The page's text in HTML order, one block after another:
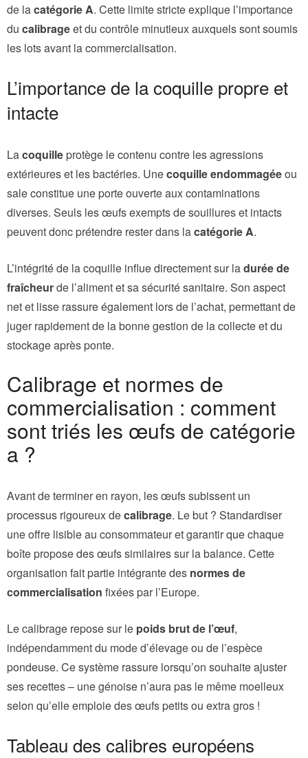
de lacatégorie A. Cette limite stricte explique l’importance
du calibrageet du contrôle minutieux auxquels sont soumis
les lots avant la commercialisation.
L’importance de la coquille propre et
intacte
Lacoquille protège le contenu contre les agressions
extérieures et les bactéries. Unecoquille endommagéeou
sale constitue une porte ouverte aux contaminations
diverses. Seuls les œufs exempts de souillures et intacts
peuvent donc prétendre rester dans lacatégorie A.
L’intégrité de la coquille influe directement sur ladurée de
fraîcheurde l’aliment et sa sécurité sanitaire. Son aspect
net et lisse rassure également lors de l’achat, permettant de
juger rapidement de la bonne gestion de la collecte et du
stockage après ponte.
Calibrage et normes de
commercialisation : comment
sont triés les œufs de catégorie
a ?
Avant de terminer en rayon, les œufs subissent un
processus rigoureux decalibrage. Le but ? Standardiser
une offre lisible au consommateur et garantir que chaque
boîte propose des œufs similaires sur la balance. Cette
organisation fait partie intégrante des normes de
commercialisation fixées par l’Europe.
Le calibrage repose sur le poids brut de l’œuf,
indépendamment du mode d’élevage ou de l’espèce
pondeuse. Ce système rassure lorsqu’on souhaite ajuster
ses recettes – une génoise n’aura pas le même moelleux
selon qu’elle emploie des œufs petits ou extra gros !
Tableau des calibres européens